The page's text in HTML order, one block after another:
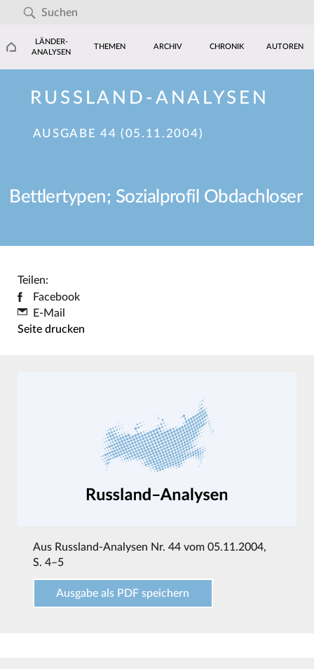
LÄNDER-
ANALYSEN
THEMEN ARCHIV CHRONIK AUTOREN
RUSSLAND-ANALYSEN
AUSGABE 44 (05.11.2004)
Bettlertypen; Sozialprofil Obdachloser
Teilen:
Facebook
E-Mail
Seite drucken
Aus Russland-Analysen Nr. 44 vom 05.11.2004,
S. 4–5
Ausgabe als PDF speichern